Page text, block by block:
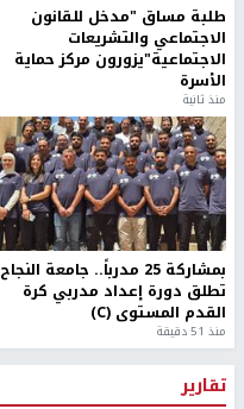
طلبة مساق "مدخل للقانون
الاجتماعي والتشريعات
الاجتماعية"يزورون مركز حماية
الأسرة
منذ ثانية
بمشاركة 25 مدرباً.. جامعة النجاح
تطلق دورة إعداد مدربي كرة
القدم المستوى (C)
منذ 51 دقيقة
تقارير